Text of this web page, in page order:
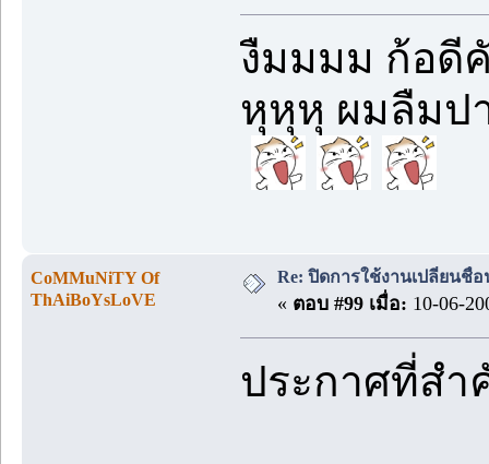
งืมมมม ก้อดี
หุหุหุ ผมลืมป
CoMMuNiTY Of
ThAiBoYsLoVE
Re: ปิดการใช้งานเปลี่ยนชื่
« ตอบ #99 เมื่อ: 10-06-
ประกาศที่ส